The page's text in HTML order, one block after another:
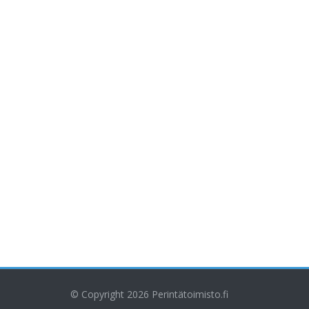
© Copyright 2026 Perintätoimisto.fi